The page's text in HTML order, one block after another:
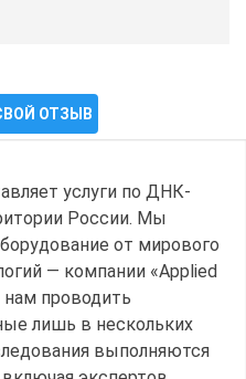
ОТЗЫВ
услуги по ДНК-
России. Мы
от мирового
— компании «Applied
нам проводить
лишь в нескольких
выполняются